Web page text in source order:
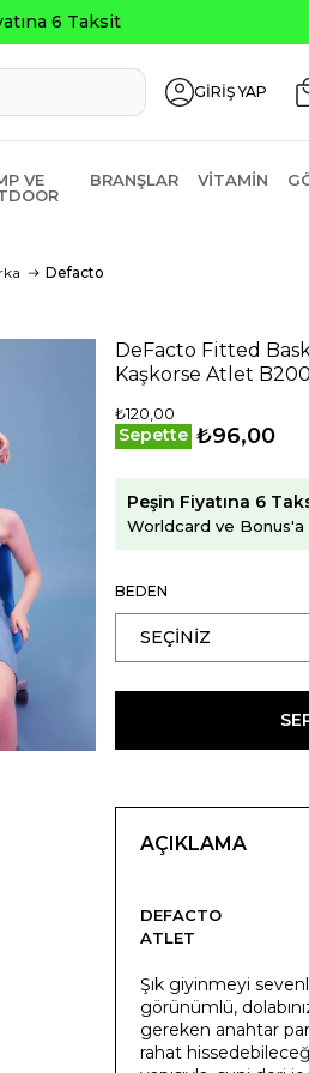
₺2000 Üzeri ₺200 İndirim
GİRİŞ YAP
VE
BRANŞLAR VITAMIN
Defacto
DeFacto Fitted
Kaşkorse Atlet
₺120,00
Sepette ₺96,00
Peşin Fiyatına 6
Worldcard ve Bonus'a
BEDEN
AÇIKLAMA
DEFACTO
ATLET
Şık giyinmeyi
görünümlü,
gereken anahtar
rahat